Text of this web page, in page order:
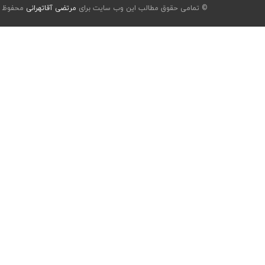
© تمامی حقوق مطالب این وب سایت برای مرتضی آقاتهرانی